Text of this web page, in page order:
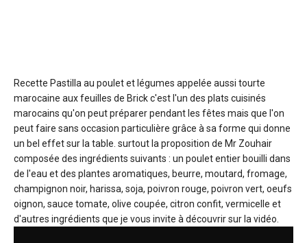
Recette Pastilla au poulet et légumes appelée aussi tourte
marocaine aux feuilles de Brick c'est l'un des plats cuisinés
marocains qu'on peut préparer pendant les fêtes mais que l'on
peut faire sans occasion particulière grâce à sa forme qui donne
un bel effet sur la table. surtout la proposition de Mr Zouhair
composée des ingrédients suivants : un poulet entier bouilli dans
de l'eau et des plantes aromatiques, beurre, moutard, fromage,
champignon noir, harissa, soja, poivron rouge, poivron vert, oeufs
oignon, sauce tomate, olive coupée, citron confit, vermicelle et
d'autres ingrédients que je vous invite à découvrir sur la vidéo.